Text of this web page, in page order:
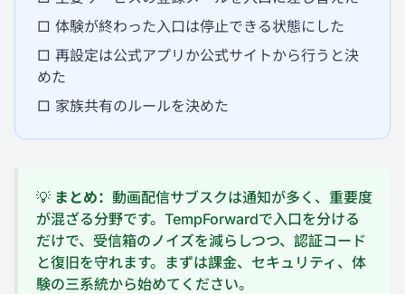
□ 体験が終わった入口は停止できる状態にした
□ 再設定は公式アプリか公式サイトから行うと決
めた
□ 家族共有のルールを決めた
💡 まとめ： 動画配信サブスクは通知が多く、重要度
が混ざる分野です。TempForwardで入口を分ける
だけで、受信箱のノイズを減らしつつ、認証コード
と復旧を守れます。まずは課金、セキュリティ、体
験の三系統から始めてください。